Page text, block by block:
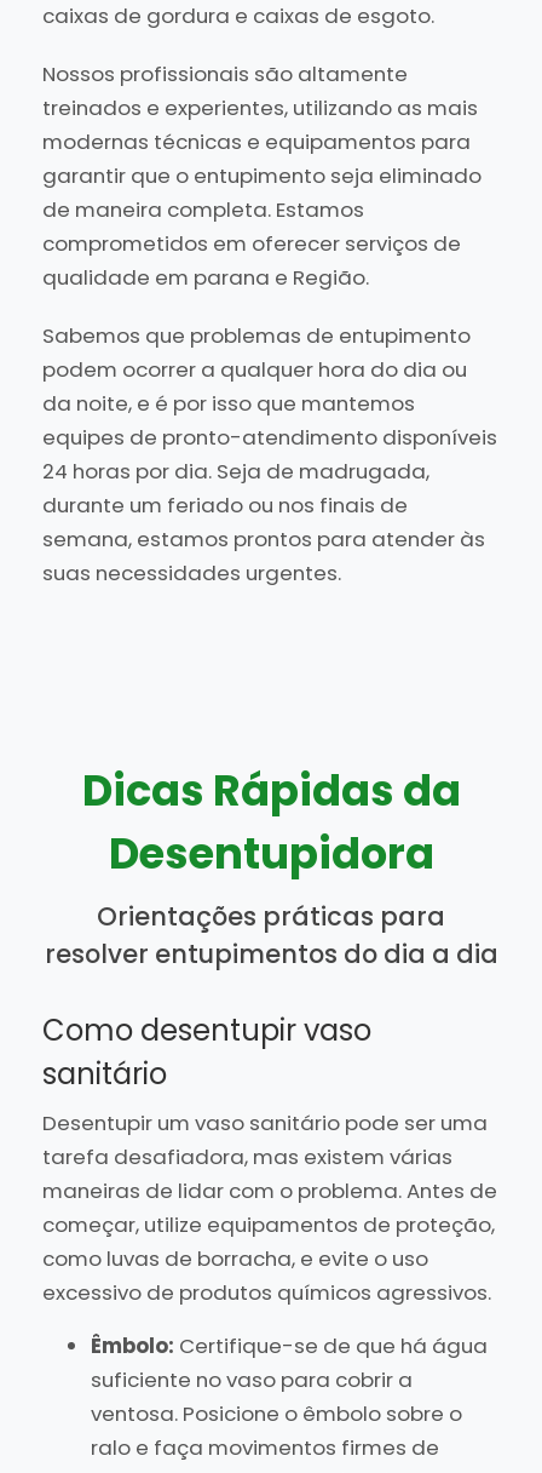
caixas de gordura e caixas de esgoto.
Nossos profissionais são altamente
treinados e experientes, utilizando as mais
modernas técnicas e equipamentos para
garantir que o entupimento seja eliminado
de maneira completa. Estamos
comprometidos em oferecer serviços de
qualidade em parana e Região.
Sabemos que problemas de entupimento
podem ocorrer a qualquer hora do dia ou
da noite, e é por isso que mantemos
equipes de pronto-atendimento disponíveis
24 horas por dia. Seja de madrugada,
durante um feriado ou nos finais de
semana, estamos prontos para atender às
suas necessidades urgentes.
Dicas Rápidas da
Desentupidora
Orientações práticas para
resolver entupimentos do dia a dia
Como desentupir vaso
sanitário
Desentupir um vaso sanitário pode ser uma
tarefa desafiadora, mas existem várias
maneiras de lidar com o problema. Antes de
começar, utilize equipamentos de proteção,
como luvas de borracha, e evite o uso
excessivo de produtos químicos agressivos.
Êmbolo: Certifique-se de que há água
suficiente no vaso para cobrir a
ventosa. Posicione o êmbolo sobre o
ralo e faça movimentos firmes de